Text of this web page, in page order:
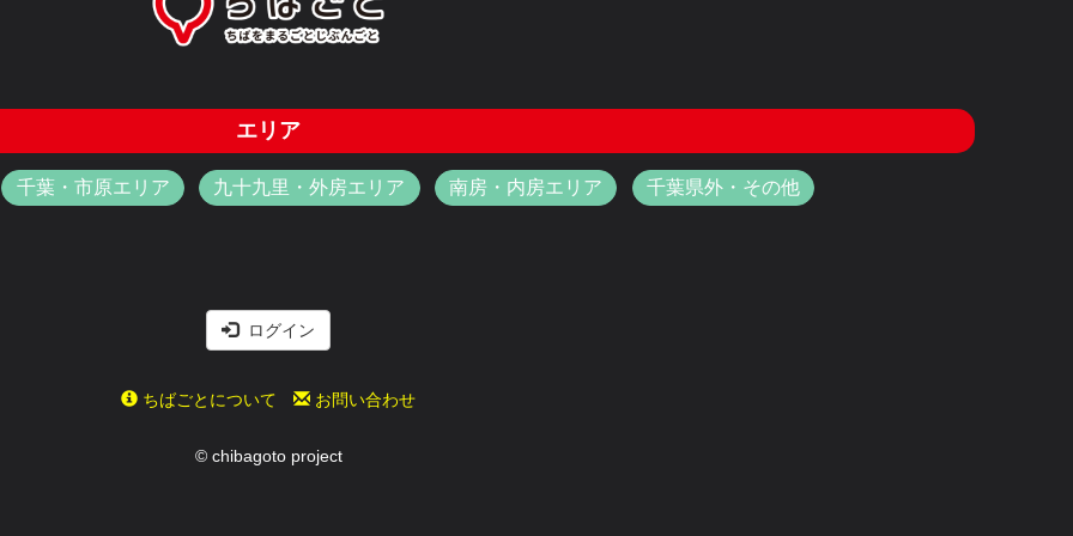
エリア
千葉・市原エリア 九十九里・外房エリア 南房・内房エリア 千葉県外・その他
ログイン
ちばごとについて お問い合わせ
© chibagoto project